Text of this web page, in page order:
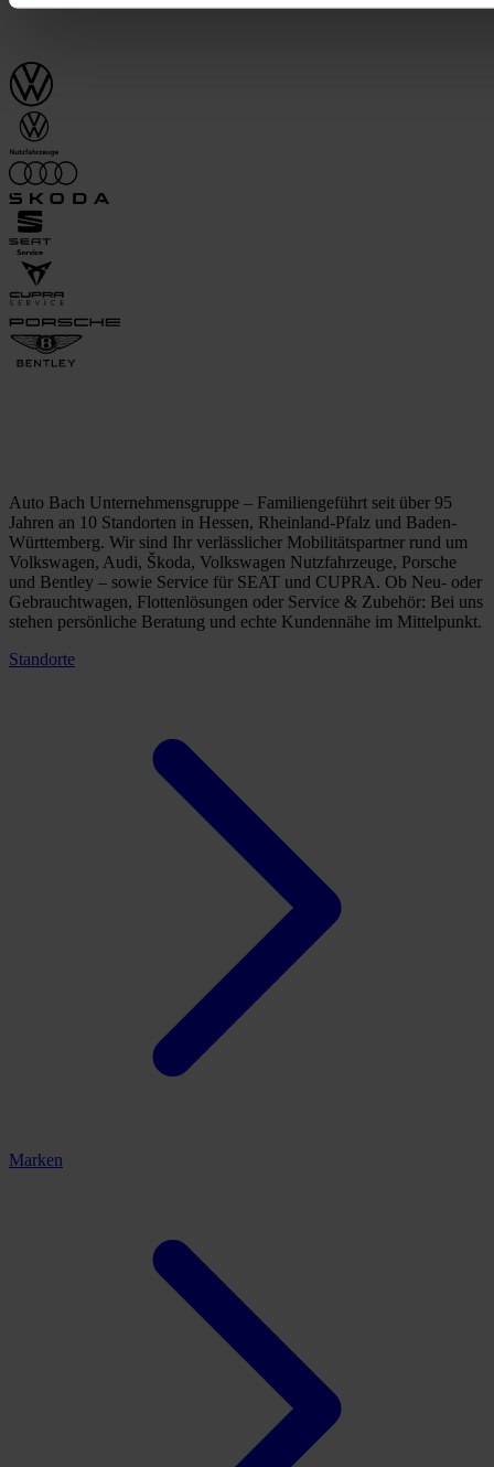
Auto Bach Unternehmensgruppe – Familiengeführt seit über 95
Jahren an 10 Standorten in Hessen, Rheinland-Pfalz und Baden-
Württemberg. Wir sind Ihr verlässlicher Mobilitätspartner rund um
Volkswagen, Audi, Škoda, Volkswagen Nutzfahrzeuge, Porsche
und Bentley – sowie Service für SEAT und CUPRA. Ob Neu- oder
Gebrauchtwagen, Flottenlösungen oder Service & Zubehör: Bei uns
stehen persönliche Beratung und echte Kundennähe im Mittelpunkt.
Standorte
Marken